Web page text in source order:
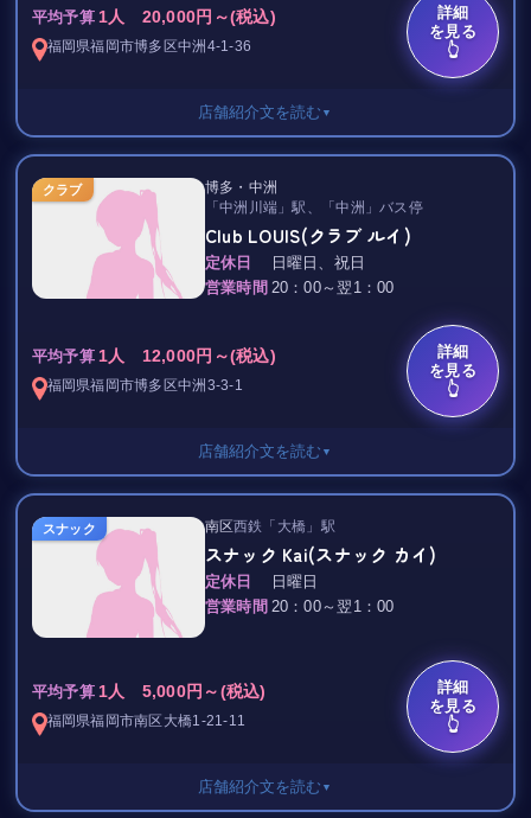
静かにゆっくりと
くつろげるような落ち着きある空間に
お客様との語らいの時を大切に。
決してあきさせない、バラエティ豊かな
魅力たっぷりの女の子たちとともに
美味しいお酒をお楽しみ頂ける
お店づくりを続けてまいります。
心ゆくまでおたのしみください……♪
平均予算 1人 20,000円～(税込)
福岡県福岡市博多区中洲4-1-36
詳細
を見る
👆
店舗紹介文を読む ▼
飲み放題 10,000円/1H
TAX 20％
今夜はハイセンスでラグジュアリーな
クラブで一杯いかがですか？･ﾟ｡+*
お客さまを笑顔でお出迎え♪
あなたに楽しいヒトトキをお届けします…☆
どうぞお気軽にお越しくださいませ。
クラブ
博多・中洲
「中洲川端」駅、「中洲」バス停
Club LOUIS(クラブ ルイ)
定休日
日曜日、祝日
営業時間 20：00～翌1：00
平均予算 1人 12,000円～(税込)
福岡県福岡市博多区中洲3-3-1
詳細
を見る
👆
店舗紹介文を読む ▼
セット料金 8,000円/70分
TAX 20％
8周年を迎えた人気店♪
｡.:*★ Club LOUIS ★ﾟ*:.｡
店内は黒を基調とした、
スタイリッシュかつゴージャスな
さらにVIPルームも3つあり
スナック 南区西鉄「大橋」駅
スナック Kai(スナック カイ)
定休日
日曜日
営業時間 20：00～翌1：00
平均予算 1人 5,000円～(税込)
福岡県福岡市南区大橋1-21-11
詳細
を見る
👆
店舗紹介文を読む ▼